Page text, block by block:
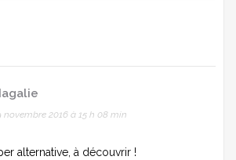
novembre 2016 à 15 h 08 min
alternative, à découvrir !